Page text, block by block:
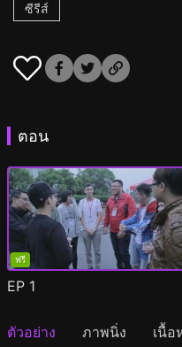
ซีรีส์
ตอน
ฟรี
EP 1
ตัวอย่าง ภาพนิ่ง เนื้